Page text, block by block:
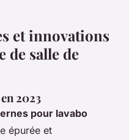
et innovations
de salle de
2023
pour lavabo
épurée et